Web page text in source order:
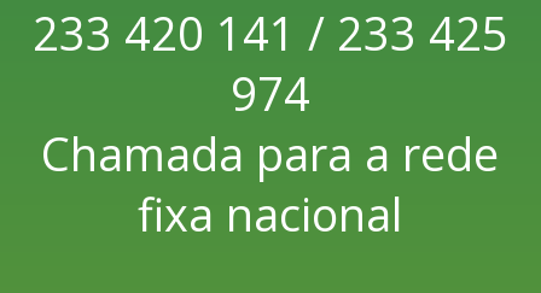
233 420 141 / 233 425
974
Chamada para a rede
fixa nacional